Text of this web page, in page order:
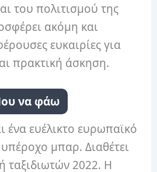
του πολιτισμού της
ακόμη και
ευκαιρίες για
πρακτική άσκηση.
να φάω
ένα ευέλικτο ευρωπαϊκό
μπαρ. Διαθέτει
ταξιδιωτών 2022. Η